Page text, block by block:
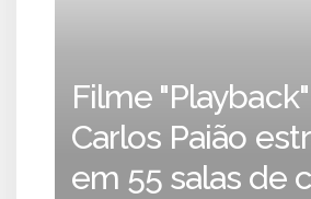
Filme
Carlos Paião
em 55 salas de